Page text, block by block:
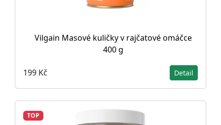
Vilgain Masové kuličky v rajčatové omáčce
400 g
199 Kč Detail
TOP